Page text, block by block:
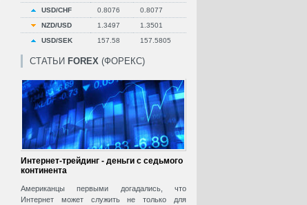
USD/CHF
0.8076
0.8077
NZD/USD
1.3497
1.3501
USD/SEK
157.58 157.5805
СТАТЬИ FOREX (ФОРЕКС)
Интернет-трейдинг - деньги с седьмого
континента
Американцы первыми догадались, что
Интернет может служить не только для